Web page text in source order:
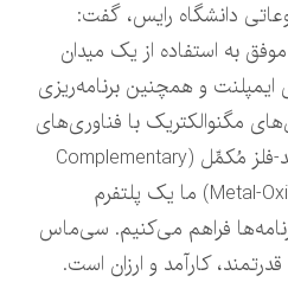
دانشگاه رایس، گفت:
به استفاده از یک میدان
و همچنین برنامه‌ریزی
مگنوالکتریک با فناوری‌های
سی‌ماس یا نیم‌رسانای اکسید-فلز مُکمِّل (Complementary
Metal-Oxide Semiconductor, CMOS) ما یک پلتفرم
فراهم می‌کنیم. سی‌ماس
کارآمد و ارزان است.